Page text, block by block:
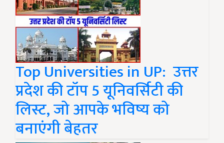
Top Universities in UP: उत्तर
प्रदेश की टॉप 5 यूनिवर्सिटी की
लिस्ट, जो आपके भविष्य को
बनाएंगी बेहतर